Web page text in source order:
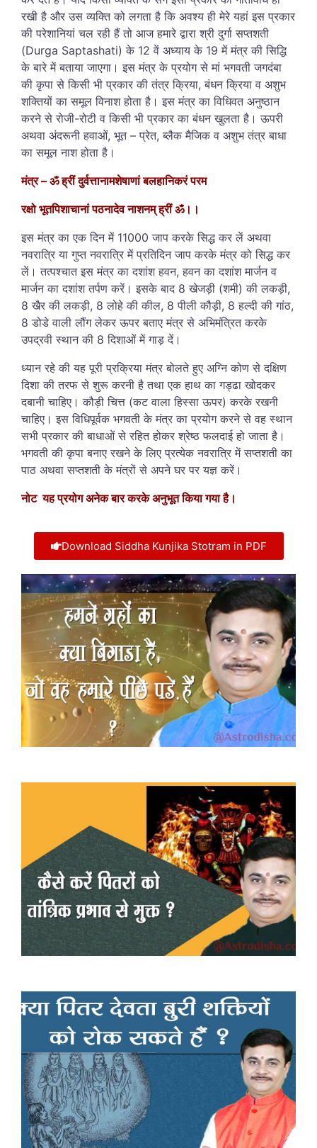
रखी है और उस व्यक्ति को लगता है कि अवश्य ही मेरे यहां इस प्रकार
की परेशानियां चल रही हैं तो आज हमारे द्वारा श्री दुर्गा सप्तशती
(Durga Saptashati) के 12 वें अध्याय के 19 में मंत्र की सिद्धि
के बारे में बताया जाएगा। इस मंत्र के प्रयोग से मां भगवती जगदंबा
की कृपा से किसी भी प्रकार की तंत्र क्रिया, बंधन क्रिया व अशुभ
शक्तियों का समूल विनाश होता है। इस मंत्र का विधिवत अनुष्ठान
करने से रोजी-रोटी व किसी भी प्रकार का बंधन खुलता है। ऊपरी
अथवा अंदरूनी हवाओं, भूत – प्रेत, ब्लैक मैजिक व अशुभ तंत्र बाधा
का समूल नाश होता है।
मंत्र – ॐ ह्रीं दुर्वत्तानामशेषाणां बलहानिकरं परम
रक्षो भूतपिशाचानां पठनादेव नाशनम् ह्रीं ॐ।।
इस मंत्र का एक दिन में 11000 जाप करके सिद्ध कर लें अथवा
नवरात्रि या गुप्त नवरात्रि में प्रतिदिन जाप करके मंत्र को सिद्ध कर
लें। तत्पश्चात इस मंत्र का दशांश हवन, हवन का दशांश मार्जन व
मार्जन का दशांश तर्पण करें। इसके बाद 8 खेजड़ी (शमी) की लकड़ी,
8 खैर की लकड़ी, 8 लोहे की कील, 8 पीली कौड़ी, 8 हल्दी की गांठ,
8 डोडे वाली लौंग लेकर ऊपर बताए मंत्र से अभिमंत्रित करके
उपद्रवी स्थान की 8 दिशाओं में गाड़ दें।
ध्यान रहे की यह पूरी प्रक्रिया मंत्र बोलते हुए अग्नि कोण से दक्षिण
दिशा की तरफ से शुरू करनी है तथा एक हाथ का गड्ढा खोदकर
दबानी चाहिए। कौड़ी चित्त (कट वाला हिस्सा ऊपर) करके रखनी
चाहिए। इस विधिपूर्वक भगवती के मंत्र का प्रयोग करने से वह स्थान
सभी प्रकार की बाधाओं से रहित होकर श्रेष्ठ फलदाई हो जाता है।
भगवती की कृपा बनाए रखने के लिए प्रत्येक नवरात्रि में सप्तशती का
पाठ अथवा सप्तशती के मंत्रों से अपने घर पर यज्ञ करें।
नोट यह प्रयोग अनेक बार करके अनुभूत किया गया है।
Download Siddha Kunjika Stotram in PDF